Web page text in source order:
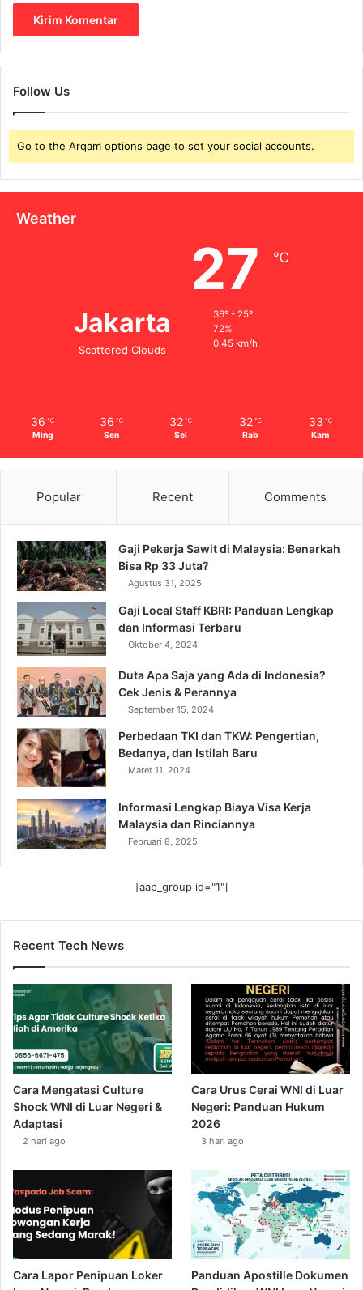
Follow Us
Go to the Arqam options page to set your social accounts.
Weather
Jakarta
Scattered Clouds
27 ℃
36º - 25º
72%
0.45 km/h
36 ℃
Ming
36 ℃
Sen
32 ℃
Sel
32 ℃
Rab
33 ℃
Kam
Popular Recent Comments
Gaji Pekerja Sawit di Malaysia: Benarkah
Bisa Rp 33 Juta?
Agustus 31, 2025
Gaji Local Staff KBRI: Panduan Lengkap
dan Informasi Terbaru
Oktober 4, 2024
Duta Apa Saja yang Ada di Indonesia?
Cek Jenis & Perannya
September 15, 2024
Perbedaan TKI dan TKW: Pengertian,
Bedanya, dan Istilah Baru
Maret 11, 2024
Informasi Lengkap Biaya Visa Kerja
Malaysia dan Rinciannya
Februari 8, 2025
[aap_group id="1"]
Recent Tech News
Cara Mengatasi Culture
Shock WNI di Luar Negeri &
Adaptasi
2 hari ago
Cara Urus Cerai WNI di Luar
Negeri: Panduan Hukum
2026
3 hari ago
Cara Lapor Penipuan Loker
Panduan Apostille Dokumen